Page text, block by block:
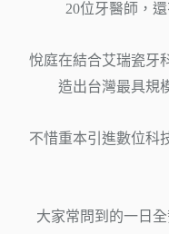
20位牙醫師，
悅庭在結合艾瑞瓷牙
造出台灣最具規
不惜重本引進數位科
大家常問到的一日